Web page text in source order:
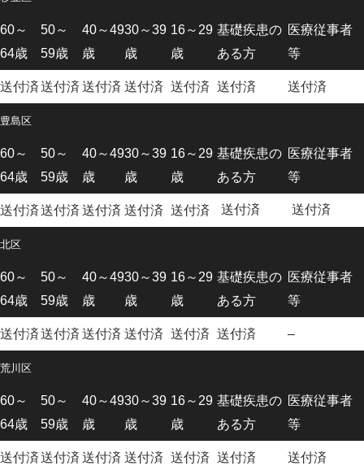
60～
64歳
50～
59歳
40～49
歳
30～39
歳
16～29
歳
基礎疾患の
ある方
医療従事者
等
送付済送付済 送付済 送付済 送付済 送付済 送付済
豊島区
60～
64歳
50～
59歳
40～49
歳
30～39
歳
16～29
歳
基礎疾患の
ある方
医療従事者
等
送付済送付済 送付済 送付済 送付済 送付済 送付済
北区
60～
64歳
50～
59歳
40～49
歳
30～39
歳
16～29
歳
基礎疾患の
ある方
医療従事者
等
送付済送付済 送付済 送付済 送付済 送付済 –
荒川区
60～
64歳
50～
59歳
40～49
歳
30～39
歳
16～29
歳
基礎疾患の
ある方
医療従事者
等
送付済送付済 送付済 送付済 送付済 送付済 送付済